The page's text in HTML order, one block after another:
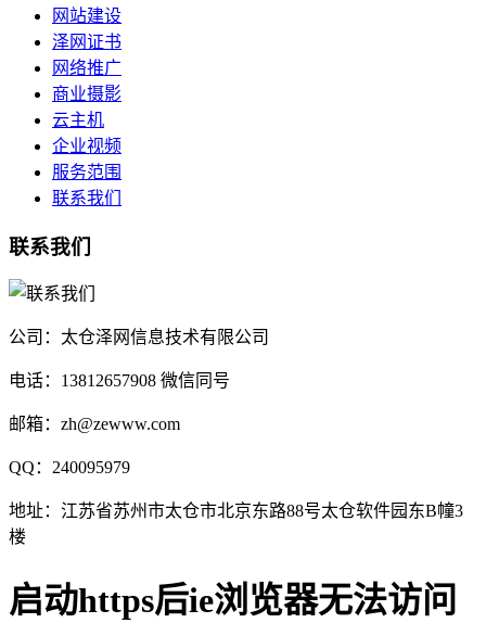
网站建设
泽网证书
网络推广
商业摄影
云主机
企业视频
服务范围
联系我们
联系我们
公司：太仓泽网信息技术有限公司
电话：13812657908 微信同号
邮箱：zh@zewww.com
QQ：240095979
地址：江苏省苏州市太仓市北京东路88号太仓软件园东B幢3
楼
启动https后ie浏览器无法访问